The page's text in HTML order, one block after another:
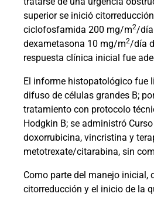
superior se inició
ciclofosfamida 200 mg/m2/día
dexametasona 10 mg/m2/día
respuesta clínica inicial fue
El informe histopatológico fue
difuso de células grandes B;
tratamiento con protocolo
Hodgkin B; se administró
doxorrubicina, vincristina y
metotrexate/citarabina, sin
Como parte del manejo inicial,
citorreducción y el inicio de la